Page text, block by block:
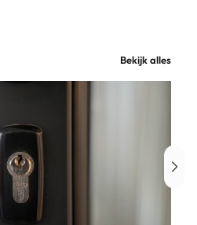
Bekijk alles